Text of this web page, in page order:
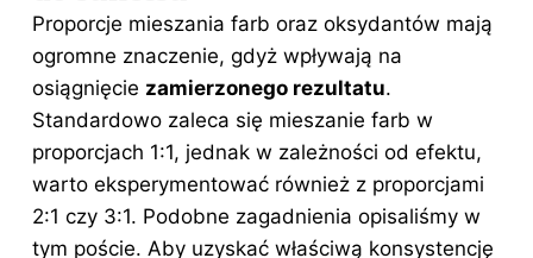
Proporcje mieszania farb oraz oksydantów mają
ogromne znaczenie, gdyż wpływają na
osiągnięcie zamierzonego rezultatu.
Standardowo zaleca się mieszanie farb w
proporcjach 1:1, jednak w zależności od efektu,
warto eksperymentować również z proporcjami
2:1 czy 3:1. Podobne zagadnienia opisaliśmy w
tym poście. Aby uzyskać właściwą konsystencję